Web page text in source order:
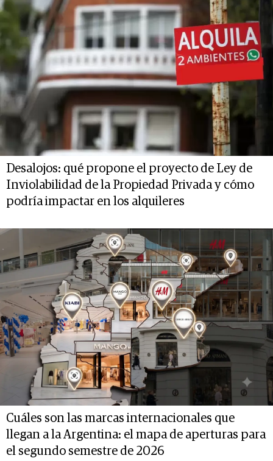
Desalojos: qué propone el proyecto de Ley de
Inviolabilidad de la Propiedad Privada y cómo
podría impactar en los alquileres
Cuáles son las marcas internacionales que
llegan a la Argentina: el mapa de aperturas para
el segundo semestre de 2026